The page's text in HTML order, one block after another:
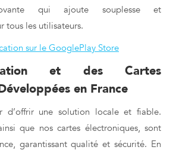
qui ajoute souplesse et
tous les utilisateurs.
sur le GooglePlay Store
et des Cartes
en France
d’offrir une solution locale et fiable.
que nos cartes électroniques, sont
garantissant qualité et sécurité. En